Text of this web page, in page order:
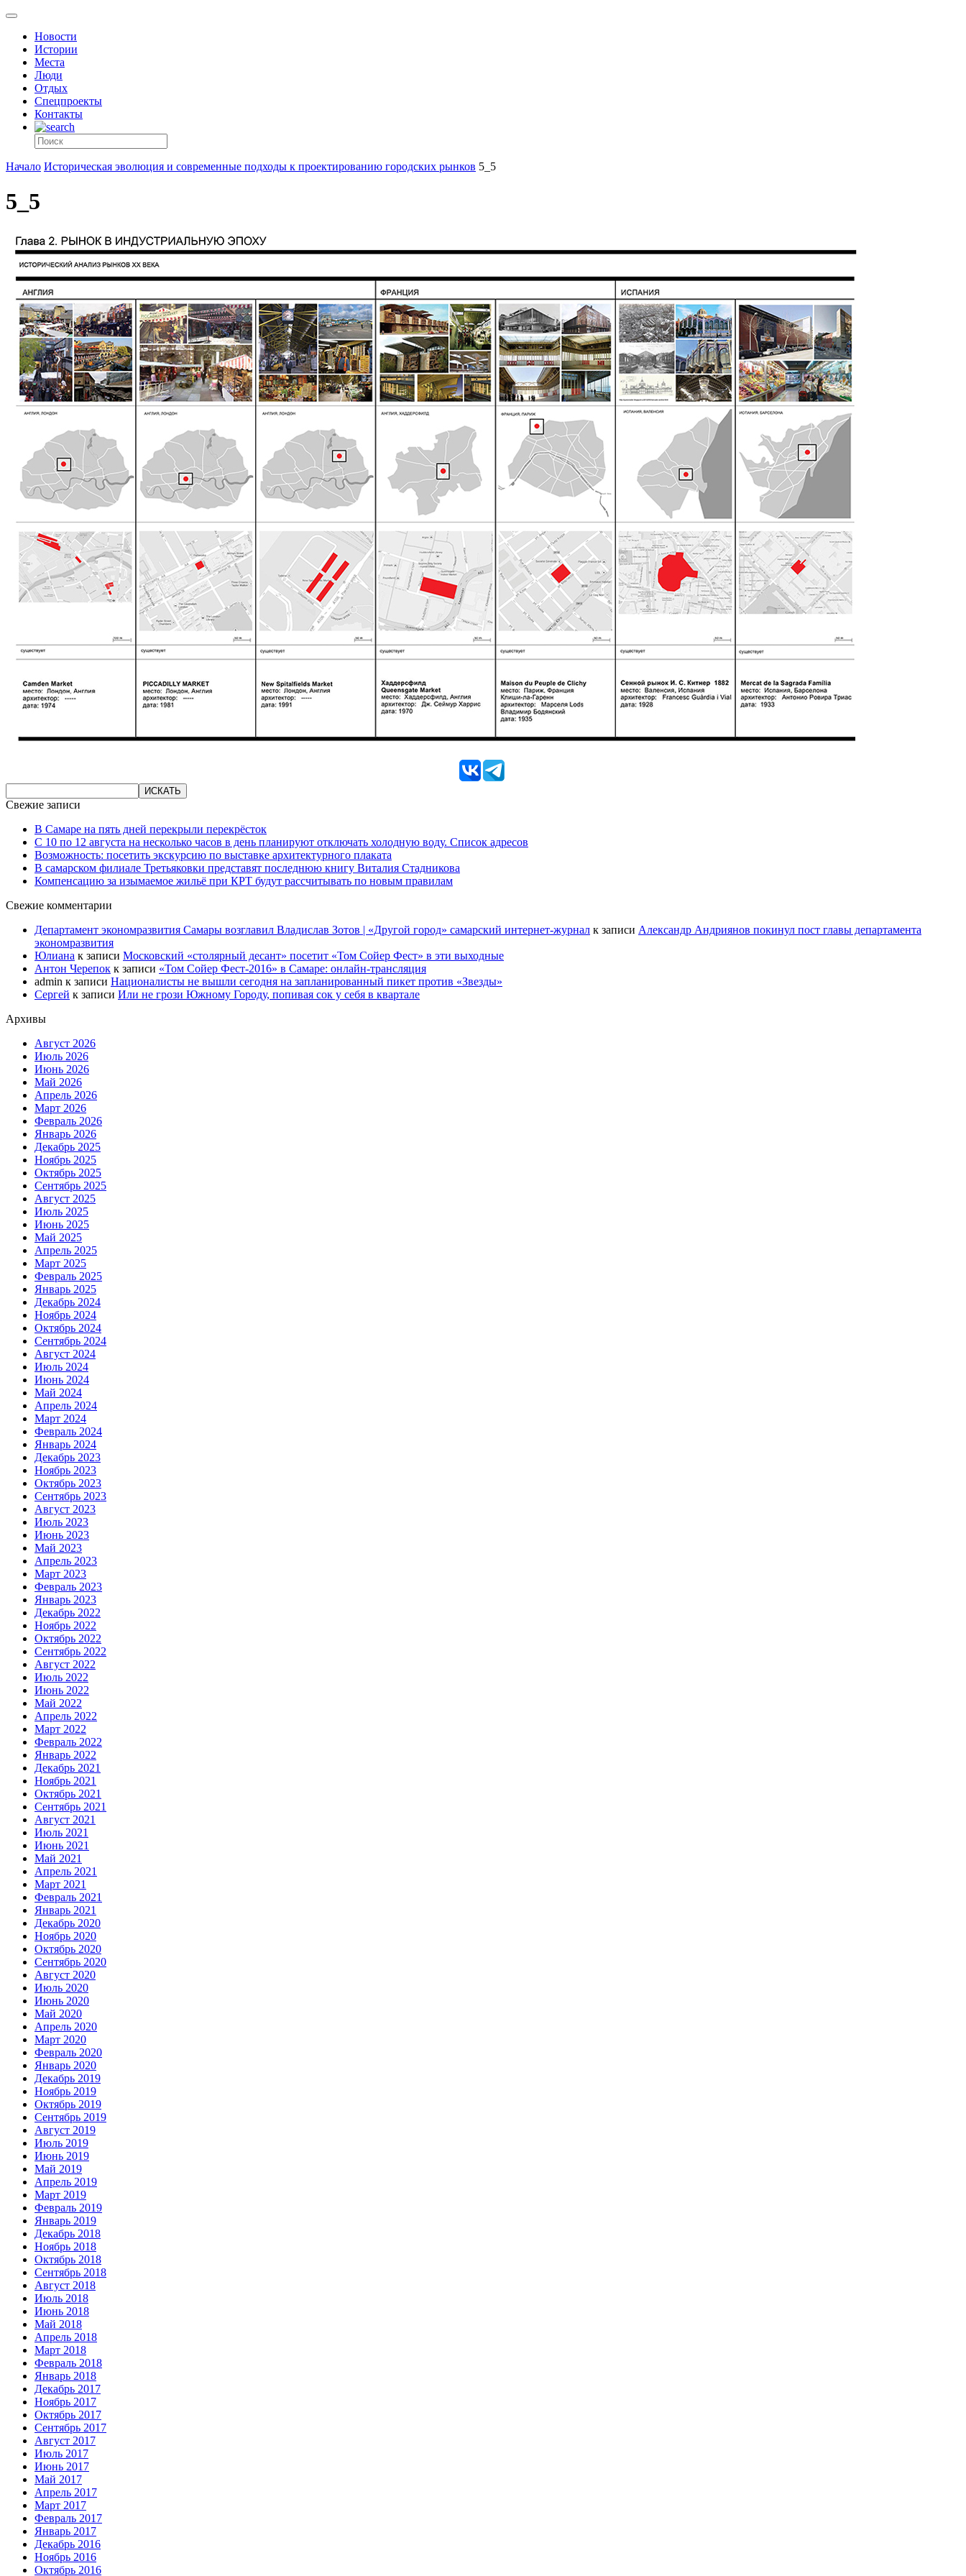
Новости
Истории
Места
Люди
Отдых
Спецпроекты
Контакты
Начало Историческая эволюция и современные подходы к проектированию городских рынков 5_5
5_5
Свежие записи
В Самаре на пять дней перекрыли перекрёсток
С 10 по 12 августа на несколько часов в день планируют отключать холодную воду. Список адресов
Возможность: посетить экскурсию по выставке архитектурного плаката
В самарском филиале Третьяковки представят последнюю книгу Виталия Стадникова
Компенсацию за изымаемое жильё при КРТ будут рассчитывать по новым правилам
Свежие комментарии
Департамент экономразвития Самары возглавил Владислав Зотов | «Другой город» самарский интернет-журнал к записи Александр Андриянов покинул пост главы департамента
экономразвития
Юлиана к записи Московский «столярный десант» посетит «Том Сойер Фест» в эти выходные
Антон Черепок к записи «Том Сойер Фест-2016» в Самаре: онлайн-трансляция
admin к записи Националисты не вышли сегодня на запланированный пикет против «Звезды»
Сергей к записи Или не грози Южному Городу, попивая сок у себя в квартале
Архивы
Август 2026
Июль 2026
Июнь 2026
Май 2026
Апрель 2026
Март 2026
Февраль 2026
Январь 2026
Декабрь 2025
Ноябрь 2025
Октябрь 2025
Сентябрь 2025
Август 2025
Июль 2025
Июнь 2025
Май 2025
Апрель 2025
Март 2025
Февраль 2025
Январь 2025
Декабрь 2024
Ноябрь 2024
Октябрь 2024
Сентябрь 2024
Август 2024
Июль 2024
Июнь 2024
Май 2024
Апрель 2024
Март 2024
Февраль 2024
Январь 2024
Декабрь 2023
Ноябрь 2023
Октябрь 2023
Сентябрь 2023
Август 2023
Июль 2023
Июнь 2023
Май 2023
Апрель 2023
Март 2023
Февраль 2023
Январь 2023
Декабрь 2022
Ноябрь 2022
Октябрь 2022
Сентябрь 2022
Август 2022
Июль 2022
Июнь 2022
Май 2022
Апрель 2022
Март 2022
Февраль 2022
Январь 2022
Декабрь 2021
Ноябрь 2021
Октябрь 2021
Сентябрь 2021
Август 2021
Июль 2021
Июнь 2021
Май 2021
Апрель 2021
Март 2021
Февраль 2021
Январь 2021
Декабрь 2020
Ноябрь 2020
Октябрь 2020
Сентябрь 2020
Август 2020
Июль 2020
Июнь 2020
Май 2020
Апрель 2020
Март 2020
Февраль 2020
Январь 2020
Декабрь 2019
Ноябрь 2019
Октябрь 2019
Сентябрь 2019
Август 2019
Июль 2019
Июнь 2019
Май 2019
Апрель 2019
Март 2019
Февраль 2019
Январь 2019
Декабрь 2018
Ноябрь 2018
Октябрь 2018
Сентябрь 2018
Август 2018
Июль 2018
Июнь 2018
Май 2018
Апрель 2018
Март 2018
Февраль 2018
Январь 2018
Декабрь 2017
Ноябрь 2017
Октябрь 2017
Сентябрь 2017
Август 2017
Июль 2017
Июнь 2017
Май 2017
Апрель 2017
Март 2017
Февраль 2017
Январь 2017
Декабрь 2016
Ноябрь 2016
Октябрь 2016